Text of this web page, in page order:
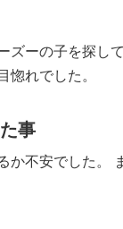
ズーの子を探し
惚れでした。
事
か不安でした。